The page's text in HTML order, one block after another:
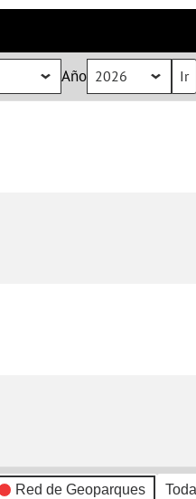
Año
Red de Geoparques